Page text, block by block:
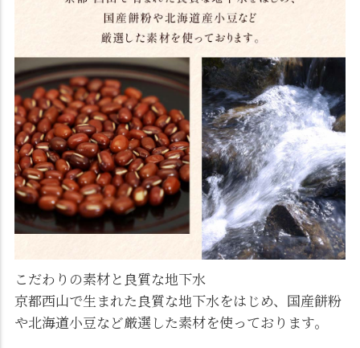
こだわりの素材と良質な地下水
京都西山で生まれた良質な地下水をはじめ、国産餅粉
や北海道小豆など厳選した素材を使っております。